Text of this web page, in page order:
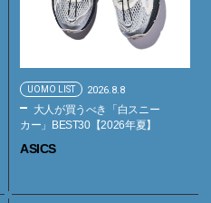
UOMO LIST 2026.8.8
大人が買うべき「白スニー
カー」BEST30【2026年夏】
ASICS